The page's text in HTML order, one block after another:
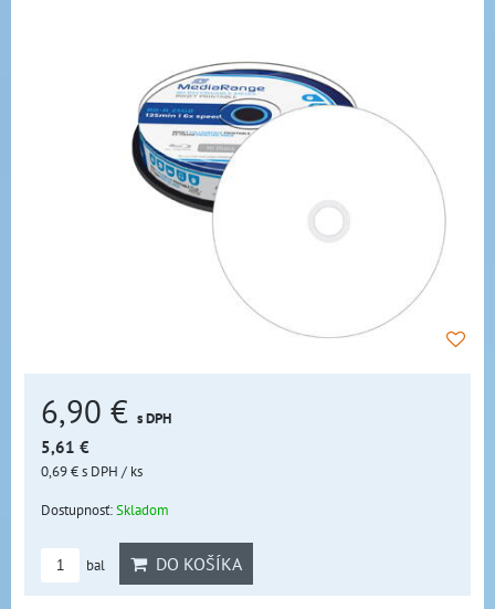
6,90 € s DPH
5,61 €
0,69 €s DPH / ks
Dostupnosť:Skladom
bal DO KOŠÍKA